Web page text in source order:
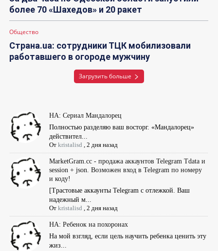
более 70 «Шахедов» и 20 ракет
Общество
Страна.ua: сотрудники ТЦК мобилизовали
работавшего в огороде мужчину
Загрузить больше
НА: Сериал Мандалорец
Полностью разделяю ваш восторг. «Мандалорец»
действител...
Отkristalisd ,2 дня назад
MarketGram.cc - продажа аккаунтов Telegram Tdata и
session + json. Возможен вход в Telegram по номеру
и коду!
[Tрастовые аккаунты Telegram с отлежкой. Ваш
надежный м...
Отkristalisd ,2 дня назад
НА: Ребенок на похоронах
На мой взгляд, если цель научить ребенка ценить эту
жиз...